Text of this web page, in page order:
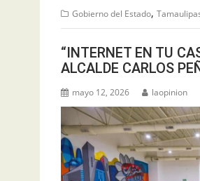
Gobierno del Estado,
“INTERNET EN TU
ALCALDE CARLOS
mayo 12, 2026 laopinion